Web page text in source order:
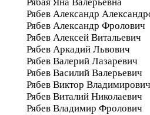
Рябев Александр
Рябев Александр Фролович
Рябев Алексей Витальевич
Рябев Аркадий Львович
Рябев Валерий Лазаревич
Рябев Василий Валерьевич
Рябев Виктор Владимирович
Рябев Виталий Николаевич
Рябев Владимир Фролович